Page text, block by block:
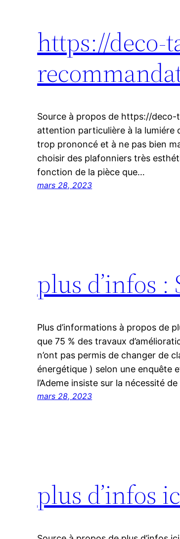
https://deco-
Source à propos de https://
attention particulière à la lumiére
trop prononcé et à ne pas bien
choisir des plafonniers très
fonction de la pièce que…
mars 28, 2023
plus d’infos
Plus d’informations à propos de
que 75 % des travaux
n’ont pas permis de changer de
énergétique ) selon une enquête
l’Ademe insiste sur la nécessité
mars 28, 2023
plus d’infos